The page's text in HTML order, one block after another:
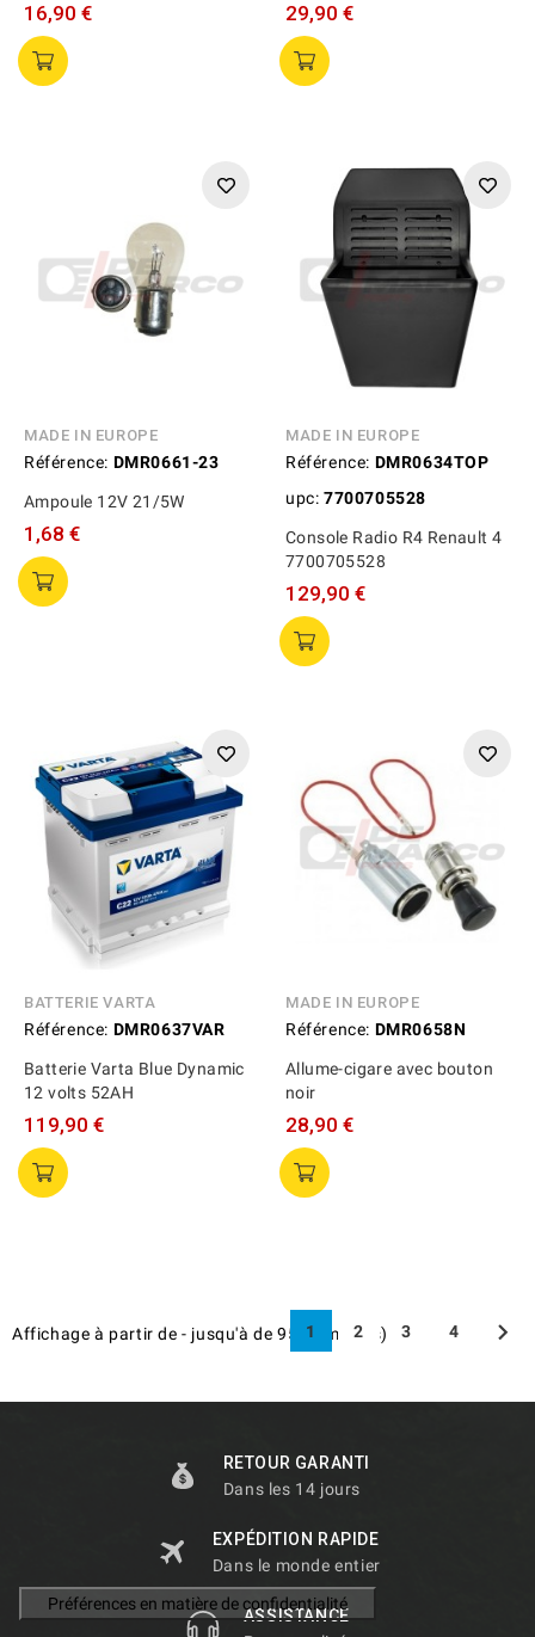
16,90 € 29,90 €
MADE IN EUROPE
Référence: DMR0661-23
Ampoule 12V 21/5W
1,68 €
MADE IN EUROPE
Référence: DMR0634TOP
upc: 7700705528
Console Radio R4 Renault 4
7700705528
129,90 €
BATTERIE VARTA
Référence: DMR0637VAR
Batterie Varta Blue Dynamic
12 volts 52AH
119,90 €
MADE IN EUROPE
Référence: DMR0658N
Allume-cigare avec bouton
noir
28,90 €
Affichage à partir de- jusqu'àde95 élément(s)
1 2 3 4 
RETOUR GARANTI
Dans les 14 jours
EXPÉDITION RAPIDE
Dans le monde entier
ASSISTANCE